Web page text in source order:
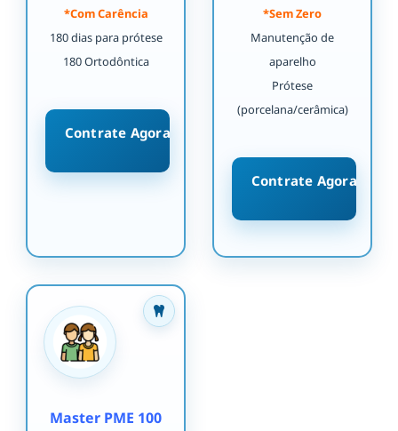
*Com Carência
180 dias para prótese
180 Ortodôntica
Contrate Agora
*Sem Zero
Manutenção de
aparelho
Prótese
(porcelana/cerâmica)
Contrate Agora
Master PME 100